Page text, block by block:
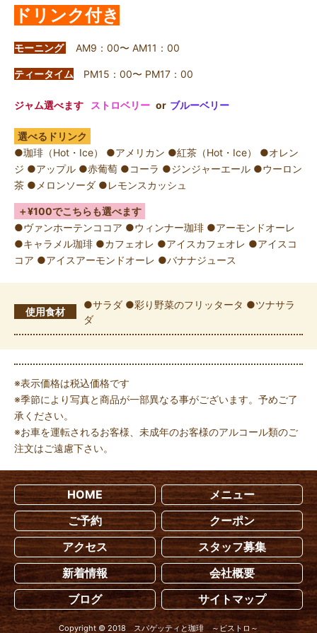
ドリンク付き
モーニング AM9：00〜 AM11：00
ティータイム PM15：00〜 PM17：00
ジャム選べます ストロベリー ブルーベリー
選べるドリンク
●珈琲（Hot・Ice） ●アメリカン ●紅茶（Hot・Ice） ●オレン
ジ ●アップル ●赤葡萄 ●コーラ ●ジンジャーエール ●ウーロン
茶 ●メロンソーダ ●レモンスカッシュ
＋¥100でこちらも選べます
●ヴァンホーテンココア ●ウィンナー珈琲 ●アーモンドオーレ
●キャラメル珈琲 ●カフェオレ ●アイスカフェオレ ●アイスコ
コア ●アイスアーモンドオーレ ●バナナジュース
使用食材
●サラダ ●彩り野菜のフリッタータ ●ツナサラ
ダ
※表示価格は税込価格です
※季節により写真と商品が一部異なる事がございます。予めご了
承ください。
※お車を運転されるお客様、未成年のお客様のアルコール類のご
注文はご遠慮下さい。
HOME
メニュー
ご予約
クーポン
アクセス
スタッフ募集
新着情報
会社概要
ブログ
サイトマップ
Copyright © 2018 スパゲッティと珈琲 ～ビストロ～